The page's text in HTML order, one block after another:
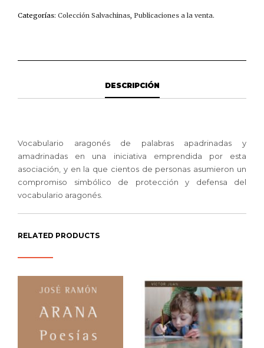
PRENE
A
Categorías: Colección Salvachinas Publicaciones a la venta.
DESCRIPCIÓN
Vocabulario aragonés de palabras apadrinadas y
amadrinadas en una iniciativa emprendida por esta
asociación, y en la que cientos de personas asumieron un
compromiso simbólico de protección y defensa del
vocabulario aragonés.
RELATED PRODUCTS